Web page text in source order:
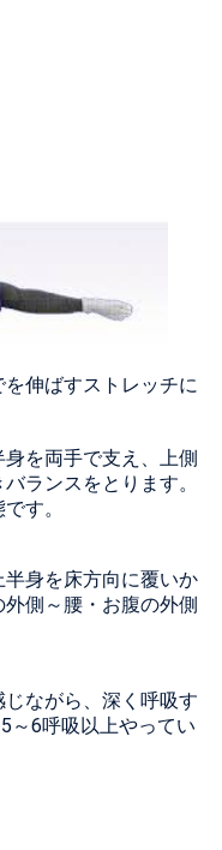
伸ばすストレッチに
を両手で支え、上側
ランスをとります。
す。
身を床方向に覆いか
側～腰・お腹の外側
ながら、深く呼吸す
～6呼吸以上やってい